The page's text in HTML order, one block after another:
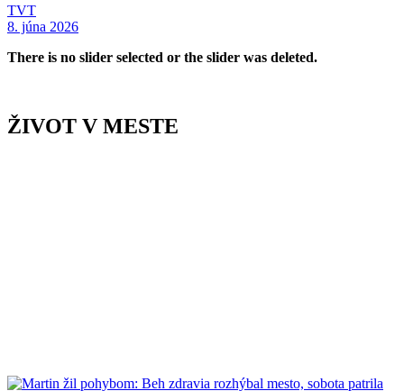
TVT
8. júna 2026
There is no slider selected or the slider was deleted.
ŽIVOT V MESTE